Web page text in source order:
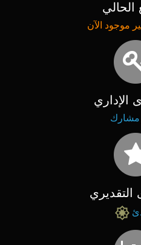
الحالي
موجود الآن
الإداري
التقديري